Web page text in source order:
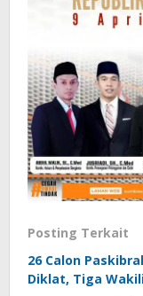
Posting Terkait
26 Calon
Diklat, Tiga